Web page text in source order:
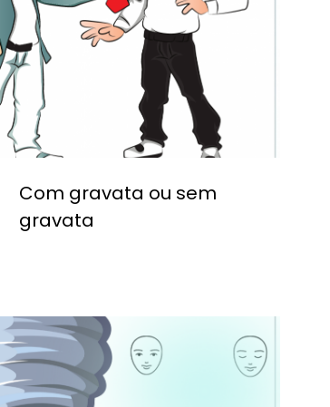
Com gravata ou sem
gravata